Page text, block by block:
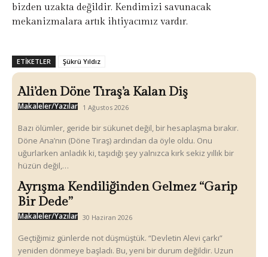
bizden uzakta değildir. Kendimizi savunacak
mekanizmalara artık ihtiyacımız vardır.
ETIKETLER Şükrü Yıldız
Ali’den Döne Tıraş’a Kalan Diş
Makaleler/Yazılar 1 Ağustos 2026
Bazı ölümler, geride bir sükunet değil, bir hesaplaşma bırakır.
Döne Ana’nın (Döne Tıraş) ardından da öyle oldu. Onu
uğurlarken anladık ki, taşıdığı şey yalnızca kırk sekiz yıllık bir
hüzün değil,…
Ayrışma Kendiliğinden Gelmez “Garip
Bir Dede”
Makaleler/Yazılar 30 Haziran 2026
Geçtiğimiz günlerde not düşmüştük. “Devletin Alevi çarkı”
yeniden dönmeye başladı. Bu, yeni bir durum değildir. Uzun